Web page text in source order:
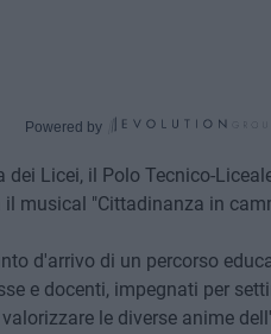
Powered by
Licei, il Polo Tecnico-
il musical "Cittadinanza in
d'arrivo di un percorso
e docenti, impegnati per
le diverse anime